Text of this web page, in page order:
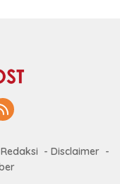
Redaksi
Disclaimer